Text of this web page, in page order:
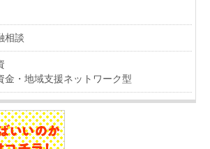
相談
金・地域支援ネットワーク型